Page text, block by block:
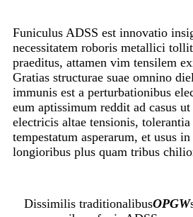
Funiculus ADSS est innovatio
necessitatem roboris metallici
praeditus, attamen vim tensilem
Gratias structurae suae omnino
immunis est a perturbationibus
eum aptissimum reddit ad casus
electricis altae tensionis,
tempestatum asperarum, et usus
longioribus plus quam tribus
Dissimilis traditionalibusOPGW